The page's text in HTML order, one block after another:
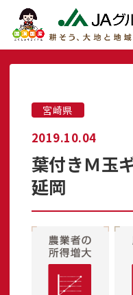
宮崎県
2019.10.04
葉付きＭ玉
延岡